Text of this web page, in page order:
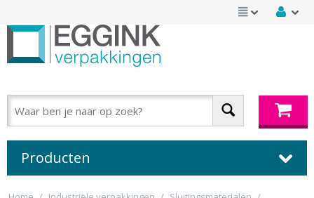
Producten